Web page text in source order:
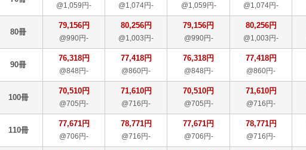
@1,059円- @1,074円- @1,059円- @1,074円-
80冊
79,156円
@990円-
80,256円
@1,003円-
79,156円
@990円-
80,256円
@1,003円-
90冊
76,318円
@848円-
77,418円
@860円-
76,318円
@848円-
77,418円
@860円-
100冊
70,510円
@705円-
71,610円
@716円-
70,510円
@705円-
71,610円
@716円-
110冊
77,671円
@706円-
78,771円
@716円-
77,671円
@706円-
78,771円
@716円-